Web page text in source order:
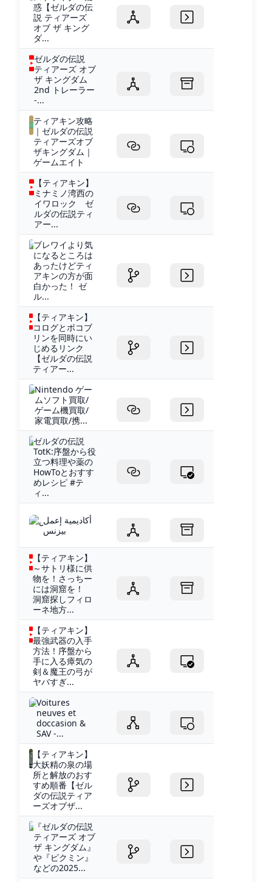
惑【ゼルダの伝
説 ティアーズ
オブ ザ キング
ダ...
ゼルダの伝説
ティアーズ オブ
ザ キングダム
2nd トレーラー
-...
ティアキン攻略
｜ゼルダの伝説
ティアーズオブ
ザキングダム｜
ゲームエイト
【ティアキン】
ミナミノ湾西の
イワロック ゼ
ルダの伝説ティ
アー...
ブレワイより気
になるところは
あったけどティ
アキンの方が面
白かった！ ゼ
ル...
【ティアキン】
コログとボコブ
リンを同時にい
じめるリンク
【ゼルダの伝説
ティアー...
Nintendo ゲー
ムソフト買取/
ゲーム機買取/
家電買取/携...
ゼルダの伝説
TotK:序盤から役
立つ料理や薬の
HowToとおすす
めレシピ #テ
ィ...
أكاديمية إعمل
بيزنس
【ティアキン】
～サトリ様に供
物を！さっちー
には洞窟を！
洞窟探しフィロ
ーネ地方...
【ティアキン】
最強武器の入手
方法！序盤から
手に入る瘴気の
剣＆魔王の弓が
ヤバすぎ...
Voitures
neuves et
doccasion &
SAV -...
【ティアキン】
大妖精の泉の場
所と解放のおす
すめ順番【ゼル
ダの伝説ティア
ーズオブザ...
『ゼルダの伝説
ティアーズ オブ
ザ キングダム』
や『ピクミン』
などの2025...